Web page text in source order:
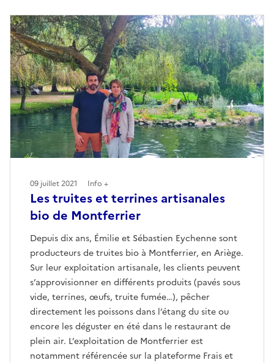
Les truites et terrines artisanales
bio de Montferrier
Depuis dix ans, Émilie et Sébastien Eychenne sont
producteurs de truites bio à Montferrier, en Ariège.
Sur leur exploitation artisanale, les clients peuvent
s’approvisionner en différents produits (pavés sous
vide, terrines, œufs, truite fumée…), pêcher
directement les poissons dans l’étang du site ou
encore les déguster en été dans le restaurant de
plein air. L’exploitation de Montferrier est
notamment référencée sur la plateforme Frais et
09 juillet 2021 Info +